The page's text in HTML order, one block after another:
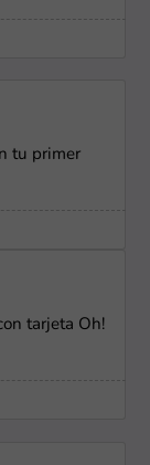
tu primer
tarjeta Oh!